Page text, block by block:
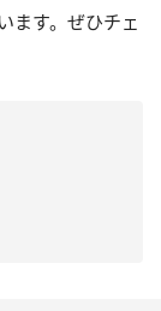
ます。ぜひチェ